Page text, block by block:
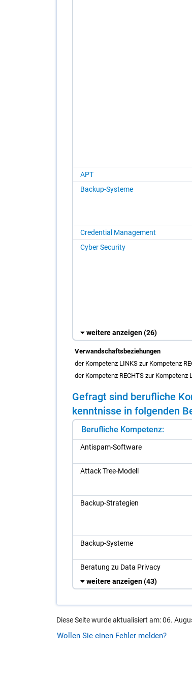
APT
Backup-Systeme
Credential Management
Cyber Security
weitere anzeigen(26)
Verwandschaftsbeziehungen
der Kompetenz LINKS zur Kompetenz
der Kompetenz RECHTS zur Kompetenz
Ge­fragt sind be­ruf­li­che
kennt­nis­se in fol­gen­den
Berufliche Kompetenz:
An­tis­pam-Soft­ware
At­tack Tree-Mo­dell
Back­up-Stra­te­gi­en
Back­up-Sys­te­me
Be­ra­tung zu Data Pri­va­cy
weitere anzeigen(43)
Diese Seite wurde aktualisiert am: 06.
Wollen Sie einen Fehler melden?